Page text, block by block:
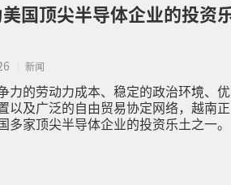
国顶尖半导体企业的投资
新闻
力的劳动力成本、稳定的政治环境、优
以及广泛的自由贸易协定网络，越南正
多家顶尖半导体企业的投资乐土之一。